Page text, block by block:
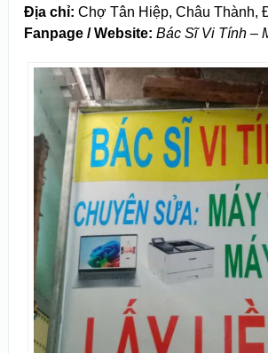
Địa chỉ: Chợ Tân Hiệp, Châu Thành,
Fanpage / Website: Bác Sĩ Vi Tính –